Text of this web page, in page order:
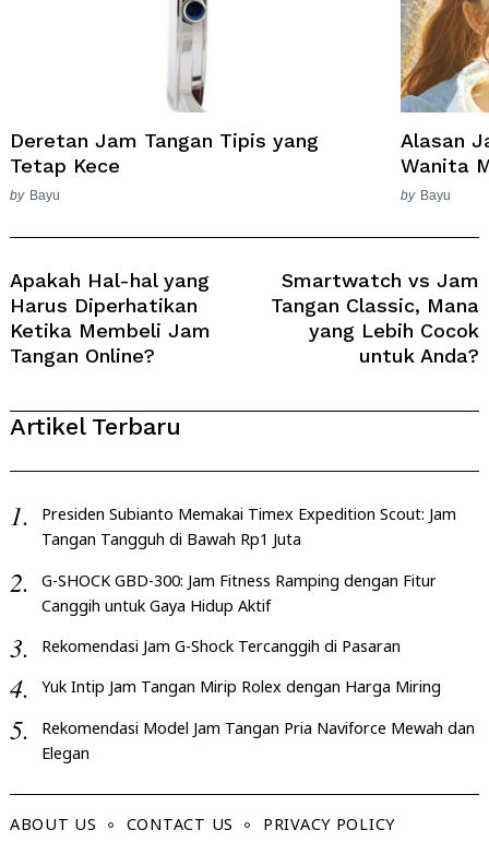
Deretan Jam Tangan Tipis yang
Tetap Kece
by Bayu
Alasan
Wanita
by Bayu
Navigation
Apakah Hal-hal yang
Harus Diperhatikan
Ketika Membeli Jam
Tangan Online?
Smartwatch vs Jam
Tangan Classic, Mana
yang Lebih Cocok
untuk Anda?
Artikel Terbaru
Presiden Subianto Memakai Timex Expedition Scout: Jam
Tangan Tangguh di Bawah Rp1 Juta
G-SHOCK GBD-300: Jam Fitness Ramping dengan Fitur
Canggih untuk Gaya Hidup Aktif
Rekomendasi Jam G-Shock Tercanggih di Pasaran
Yuk Intip Jam Tangan Mirip Rolex dengan Harga Miring
Rekomendasi Model Jam Tangan Pria Naviforce Mewah dan
Elegan
ABOUT US CONTACT US PRIVACY POLICY